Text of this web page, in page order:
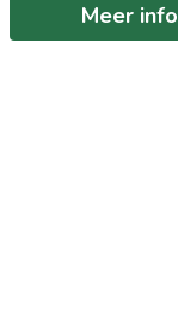
Meer info